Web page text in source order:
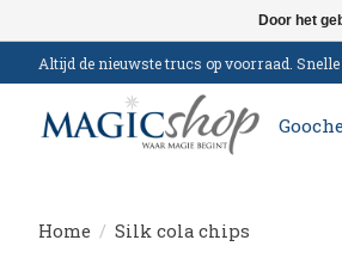
Altijd de nieuwste trucs op voorraad.
Home / Silk cola chips
Door het